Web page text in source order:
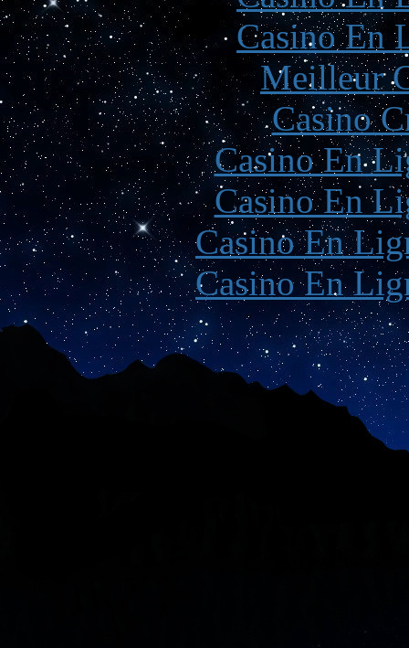
Casino En
Meilleur
Casino
Casino En
Casino En
Casino En
Casino En